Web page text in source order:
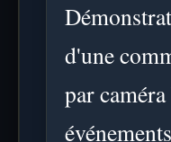
d'une
par